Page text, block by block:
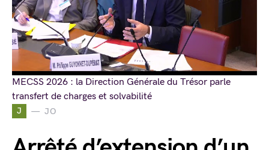
J JO
MECSS 2026 : la Direction Générale du Trésor parle
transfert de charges et solvabilité